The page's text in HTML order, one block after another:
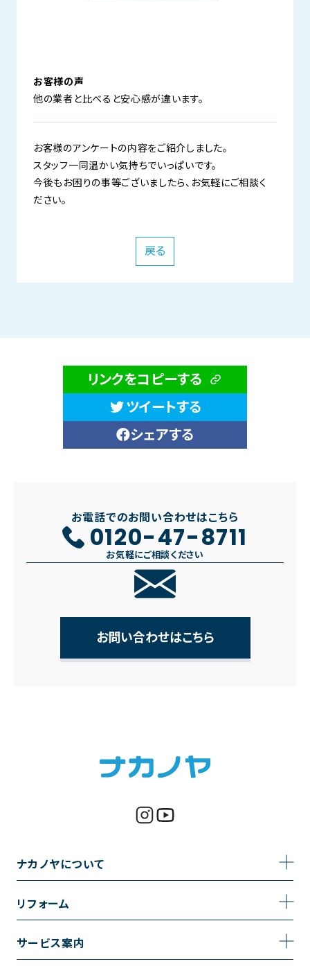
お客様の声
他の業者と比べると安心感が違います。
お客様のアンケートの内容をご紹介しました。
スタッフ一同温かい気持ちでいっぱいです。
今後もお困りの事等ございましたら、お気軽にご相談く
ださい。
戻る
リンクをコピーする
ツイートする
シェアする
お電話でのお問い合わせはこちら
0120-47-8711
お気軽にご相談ください
お問い合わせはこちら
ナカノヤについて
採用情報
リフォーム
トイレのリフォーム
サービス案内